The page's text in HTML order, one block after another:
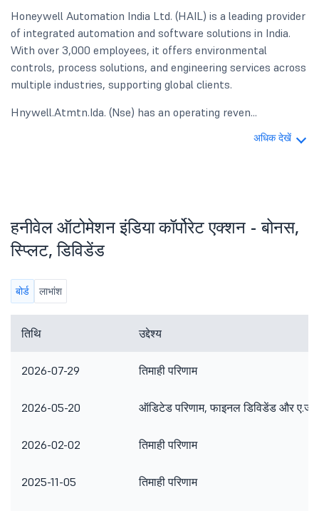
Honeywell Automation India Ltd. (HAIL) is a leading provider
of integrated automation and software solutions in India.
With over 3,000 employees, it offers environmental
controls, process solutions, and engineering services across
multiple industries, supporting global clients.
Hnywell.Atmtn.Ida. (Nse) has an operating reven...
अधिक देखें
हनीवेल ऑटोमेशन इंडिया कॉर्पोरेट एक्शन - बोनस,
स्प्लिट, डिविडेंड
बोर्ड लाभांश
तिथि उद्देश्य
2026-07-29 तिमाही परिणाम
2026-05-20 ऑडिटेड परिणाम, फाइनल डिविडेंड और
2026-02-02 तिमाही परिणाम
2025-11-05 तिमाही परिणाम